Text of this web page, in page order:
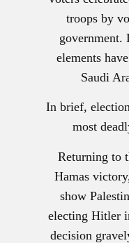
troops by
government.
elements
Saudi
In brief,
most
Returning to
Hamas
show
electing Hitler
decision